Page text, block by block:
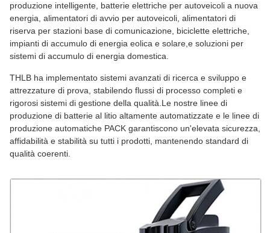
produzione intelligente, batterie elettriche per autoveicoli a nuova
energia, alimentatori di avvio per autoveicoli, alimentatori di
riserva per stazioni base di comunicazione, biciclette elettriche,
impianti di accumulo di energia eolica e solare,e soluzioni per
sistemi di accumulo di energia domestica.
THLB ha implementato sistemi avanzati di ricerca e sviluppo e
attrezzature di prova, stabilendo flussi di processo completi e
rigorosi sistemi di gestione della qualità.Le nostre linee di
produzione di batterie al litio altamente automatizzate e le linee di
produzione automatiche PACK garantiscono un'elevata sicurezza,
affidabilità e stabilità su tutti i prodotti, mantenendo standard di
qualità coerenti.